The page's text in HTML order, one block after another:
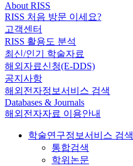
About RISS
RISS 처음 방문 이세요?
고객센터
RISS 활용도 분석
최신/인기 학술자료
해외자료신청(E-DDS)
공지사항
해외전자정보서비스 검색
Databases & Journals
해외전자자료 이용안내
학술연구정보서비스 검색
통합검색
학위논문